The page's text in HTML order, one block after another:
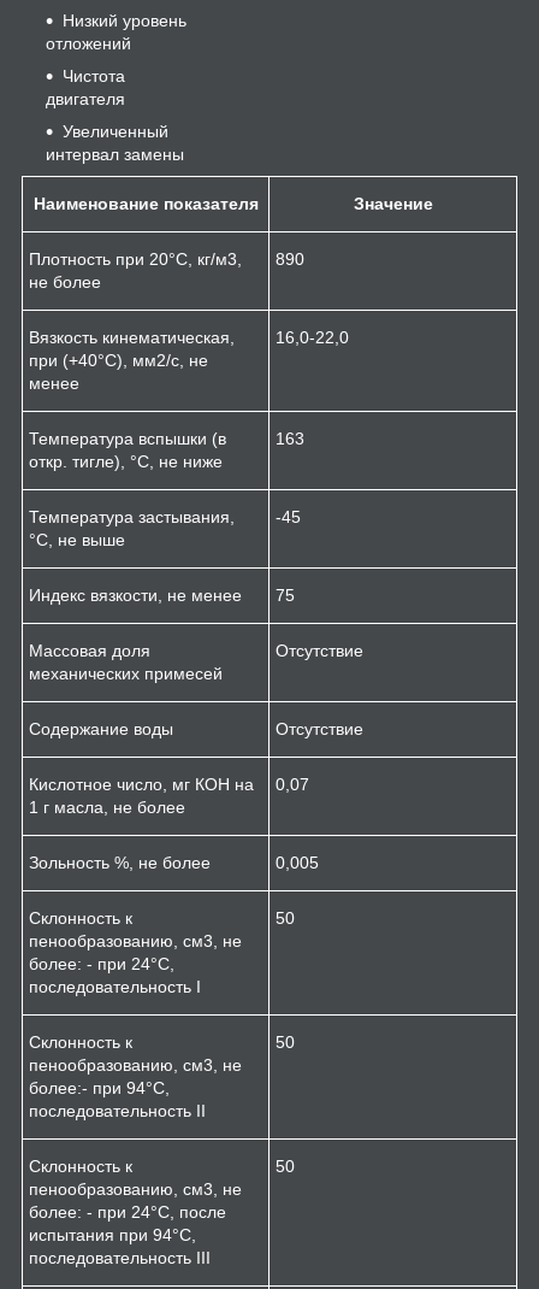
Низкий уровень
отложений
Чистота
двигателя
Увеличенный
интервал замены
Наименование показателя Значение
Плотность при 20°С, кг/м3,
не более
890
Вязкость кинематическая,
при (+40°С), мм2/с, не
менее
16,0-22,0
Температура вспышки (в
откр. тигле), °С, не ниже
163
Температура застывания,
°С, не выше
-45
Индекс вязкости, не менее 75
Массовая доля
механических примесей
Отсутствие
Содержание воды Отсутствие
Кислотное число, мг КОН на
1 г масла, не более
0,07
Зольность %, не более 0,005
Склонность к
пенообразованию, см3, не
более: - при 24°С,
последовательность I
50
Склонность к
пенообразованию, см3, не
более:- при 94°С,
последовательность II
50
Склонность к
пенообразованию, см3, не
более: - при 24°С, после
испытания при 94°С,
последовательность III
50